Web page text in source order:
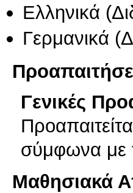
Ελληνικά
Γερμανικά
Γενικές
σύμφωνα με
Μαθησιακά